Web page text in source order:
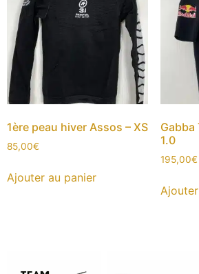
1ère peau hiver Assos – XS
85,00€
Ajouter au panier
Gabba
1.0
195,00€